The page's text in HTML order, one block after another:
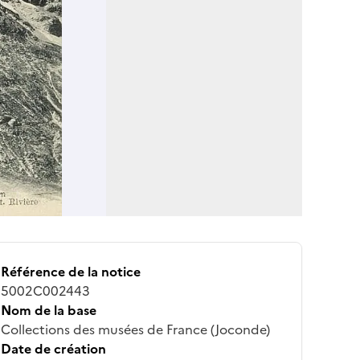
Référence de la notice
5002C002443
Nom de la base
Collections des musées de France (Joconde)
Date de création